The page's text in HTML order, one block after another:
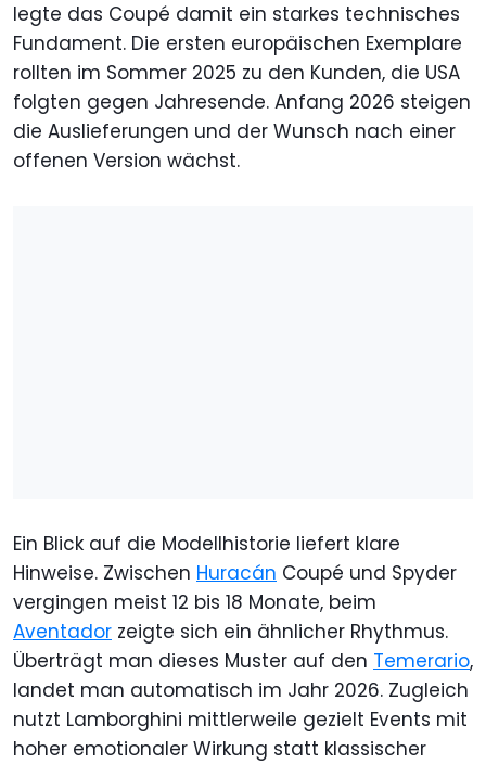
legte das Coupé damit ein starkes technisches
Fundament. Die ersten europäischen Exemplare
rollten im Sommer 2025 zu den Kunden, die USA
folgten gegen Jahresende. Anfang 2026 steigen
die Auslieferungen und der Wunsch nach einer
offenen Version wächst.
Ein Blick auf die Modellhistorie liefert klare
Hinweise. Zwischen Huracán Coupé und Spyder
vergingen meist 12 bis 18 Monate, beim
Aventador zeigte sich ein ähnlicher Rhythmus.
Überträgt man dieses Muster auf den Temerario,
landet man automatisch im Jahr 2026. Zugleich
nutzt Lamborghini mittlerweile gezielt Events mit
hoher emotionaler Wirkung statt klassischer